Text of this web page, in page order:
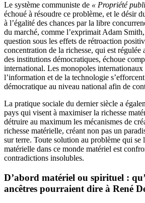
Le système communiste de « Propriété
échoué à résoudre ce problème, et le désir
à l’égalité des chances par la libre
du marché, comme l’exprimait Adam
question sous les effets de rétroaction
concentration de la richesse, qui est régulée
des institutions démocratiques, échoue
international. Les monopoles internationaux
l’information et de la technologie
démocratique au niveau national afin de
La pratique sociale du dernier siècle a
pays qui visent à maximiser la richesse
détruire au maximum les mécanismes de
richesse matérielle, créant non pas un
sur terre. Toute solution au problème qui se
matérielle dans ce monde matériel est
contradictions insolubles.
D’abord matériel ou spirituel :
ancêtres pourraient dire à René